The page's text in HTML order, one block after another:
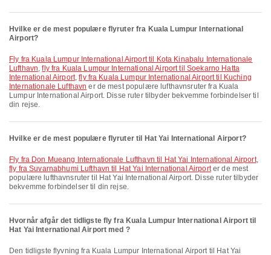
Hvilke er de mest populære flyruter fra Kuala Lumpur International
Airport?
fly fra Kuala Lumpur International Airport til Kota Kinabalu Internationale
Lufthavn,fly fra Kuala Lumpur International Airport til Soekarno Hatta
International Airport,fly fra Kuala Lumpur International Airport til Kuching
Internationale Lufthavn er de mest populære lufthavnsruter fra Kuala
Lumpur International Airport. Disse ruter tilbyder bekvemme forbindelser til
din rejse.
Hvilke er de mest populære flyruter til Hat Yai International Airport?
fly fra Don Mueang Internationale Lufthavn til Hat Yai International Airport,
fly fra Suvarnabhumi Lufthavn til Hat Yai International Airporter de mest
populære lufthavnsruter til Hat Yai International Airport. Disse ruter tilbyder
bekvemme forbindelser til din rejse.
Hvornår afgår det tidligste fly fra Kuala Lumpur International Airport til
Hat Yai International Airport med ?
Den tidligste flyvning fra Kuala Lumpur International Airport til Hat Yai